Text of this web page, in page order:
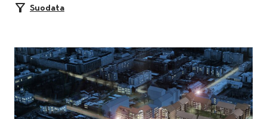
Suodata